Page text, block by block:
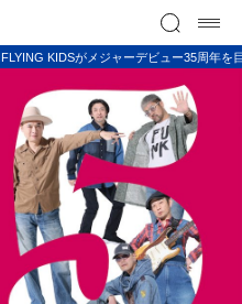
FLYING KIDSがメジャーデビュー35周年を